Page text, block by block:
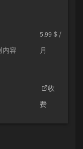
内容
5.99＄/
月
收
费